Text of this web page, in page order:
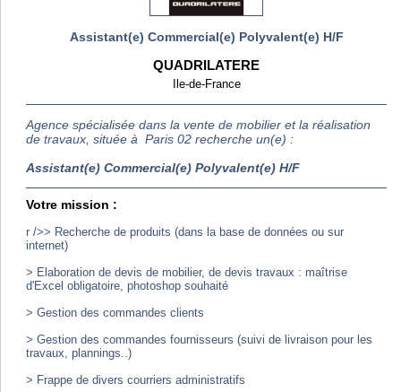
Assistant(e) Commercial(e) Polyvalent(e) H/F
QUADRILATERE
Ile-de-France
Agence spécialisée dans la vente de mobilier et la réalisation
de travaux, située à Paris 02 recherche un(e) :
Assistant(e) Commercial(e) Polyvalent(e) H/F
Votre mission :
r />> Recherche de produits (dans la base de données ou sur
internet)
> Elaboration de devis de mobilier, de devis travaux : maîtrise
d'Excel obligatoire, photoshop souhaité
> Gestion des commandes clients
> Gestion des commandes fournisseurs (suivi de livraison pour les
travaux, plannings..)
> Frappe de divers courriers administratifs